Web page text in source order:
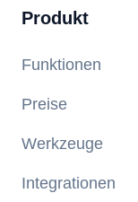
Produkt
Funktionen
Preise
Werkzeuge
Integrationen